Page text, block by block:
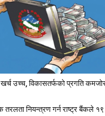
उच्च, विकासतर्फको प्रगति
तरलता नियन्त्रण गर्न राष्ट्र बैंकले १९